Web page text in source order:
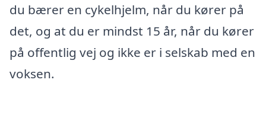
du bærer en cykelhjelm, når du kører på
det, og at du er mindst 15 år, når du kører
på offentlig vej og ikke er i selskab med en
voksen.